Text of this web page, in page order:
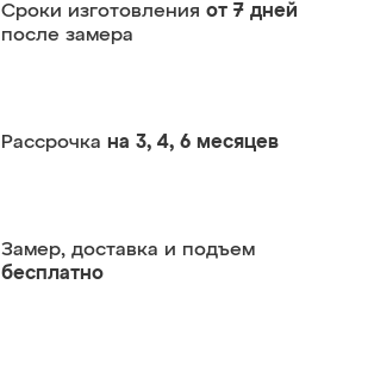
Сроки изготовления от 7 дней
после замера
Рассрочка на 3, 4, 6 месяцев
Замер, доставка и подъем
бесплатно